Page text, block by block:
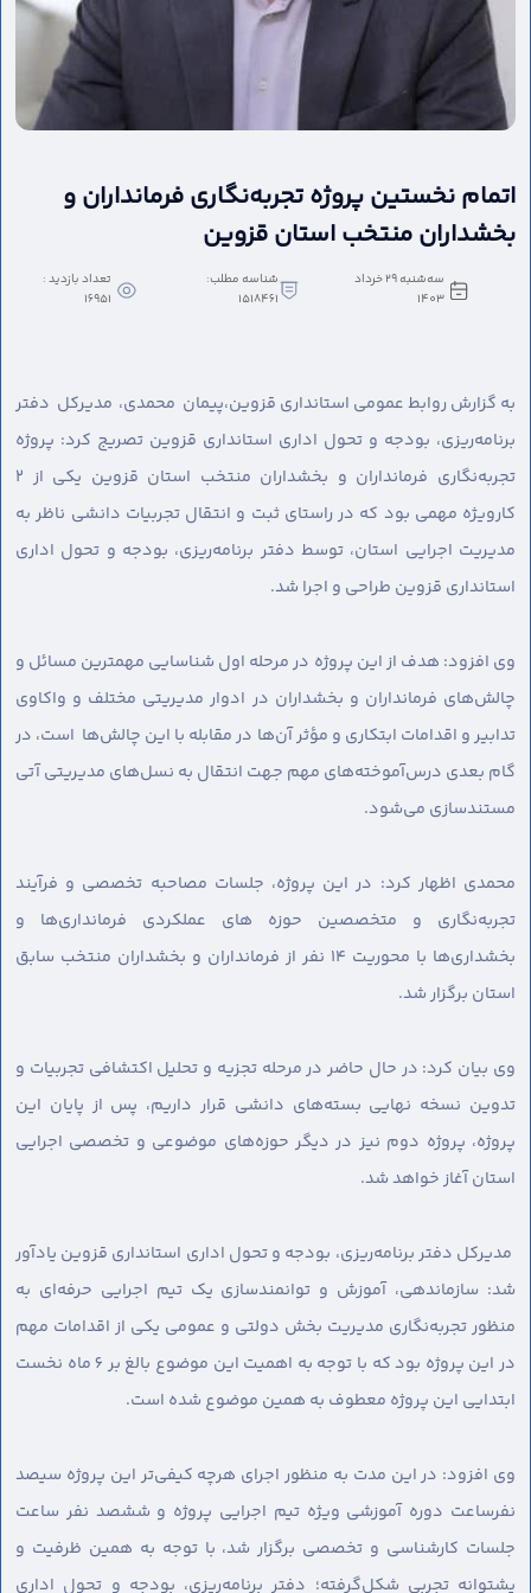
اتمام نخستین پروژه تجربه‌نگاری فرمانداران و
بخشداران منتخب استان قزوین
سه‌شنبه 29 خرداد
1403
شناسه مطلب:
1518461
تعداد بازدید :
16951
به گزارش روابط عمومی استانداری قزوین،پیمان محمدی، مدیرکل دفتر
برنامه‌ریزی، بودجه و تحول اداری استانداری قزوین تصریج کرد: پروژه
تجربه‌نگاری فرمانداران و بخشداران منتخب استان قزوین یکی از 2
کارویژه مهمی بود که در راستای ثبت و انتقال تجربیات دانشی ناظر به
مدیریت اجرایی استان، توسط دفتر برنامه‌ریزی، بودجه و تحول اداری
استانداری قزوین طراحی و اجرا شد.
وی افزود: هدف از این پروژه در مرحله اول شناسایی مهمترین مسائل و
چالش‌های فرمانداران و بخشداران در ادوار مدیریتی مختلف و واکاوی
تدابیر و اقدامات ابتکاری و مؤثر آن‌ها در مقابله با این چالش‌ها است، در
گام بعدی درس‌آموخته‌های مهم جهت انتقال به نسل‌های مدیریتی آتی
مستندسازی می‌شود.
محمدی اظهار کرد: در این پروژه، جلسات مصاحبه تخصصی و فرآیند
تجربه‌نگاری و متخصصین حوزه های عملکردی فرمانداری‌ها و
بخشداری‌ها با محوریت ۱۴ نفر از فرمانداران و بخشداران منتخب سابق
استان برگزار شد.
وی بیان کرد: در حال حاضر در مرحله تجزیه و تحلیل اکتشافی تجربیات و
تدوین نسخه نهایی بسته‌های دانشی قرار داریم، پس از پایان این
پروژه، پروژه دوم نیز در دیگر حوزه‌های موضوعی و تخصصی اجرایی
استان آغاز خواهد شد.
مدیرکل دفتر برنامه‌ریزی، بودجه و تحول اداری استانداری قزوین یادآور
شد: سازماندهی، آموزش و توانمندسازی یک تیم اجرایی حرفه‌ای به
منظور تجربه‌نگاری مدیریت بخش دولتی و عمومی یکی از اقدامات مهم
در این پروژه بود که با توجه به اهمیت این موضوع بالغ بر 6 ماه نخست
ابتدایی این پروژه معطوف به همین موضوع شده است.
وی افزود: در این مدت به منظور اجرای هرچه کیفی‌تر این پروژه سیصد
نفرساعت دوره آموزشی ویژه تیم اجرایی پروژه و ششصد نفر ساعت
جلسات کارشناسی و تخصصی برگزار شد، با توجه به همین ظرفیت و
پشتوانه تجربی شکل‌گرفته؛ دفتر برنامه‌ریزی، بودجه و تحول اداری